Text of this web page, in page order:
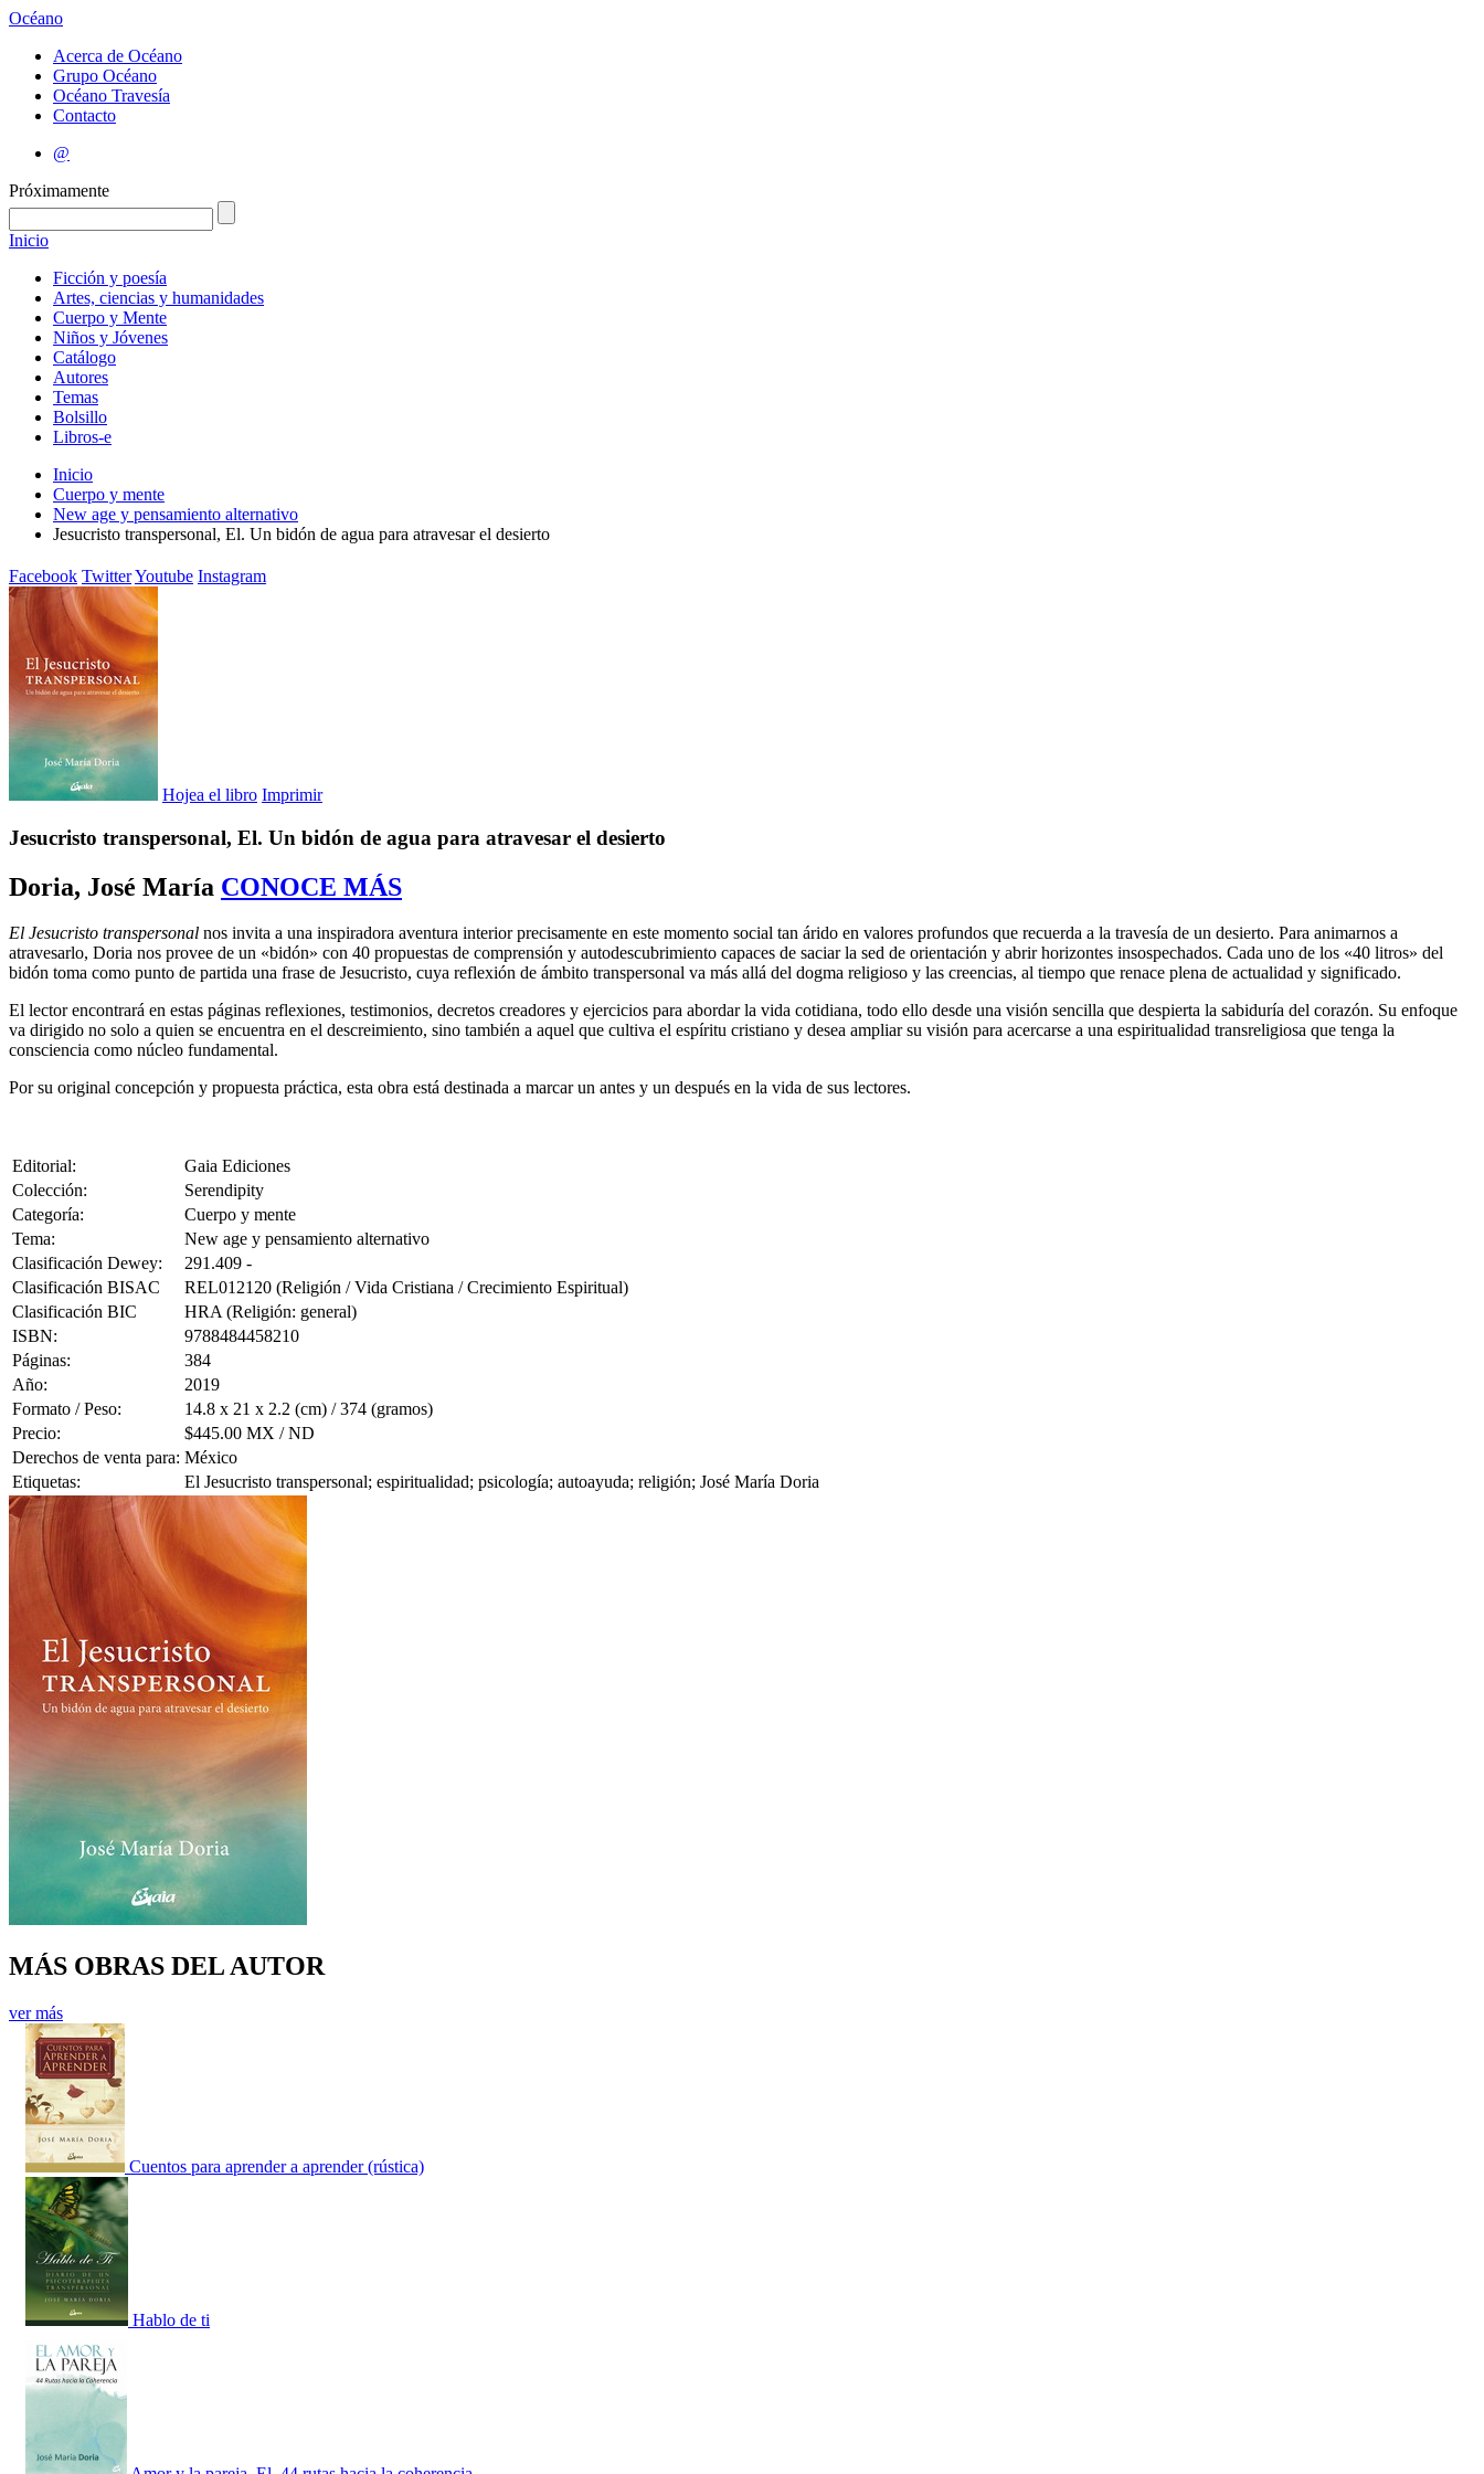
Océano
Acerca de Océano
Grupo Océano
Océano Travesía
Contacto
@
Próximamente
Inicio
Ficción y poesía
Artes, ciencias y humanidades
Cuerpo y Mente
Niños y Jóvenes
Catálogo
Autores
Temas
Bolsillo
Libros-e
Inicio
Cuerpo y mente
New age y pensamiento alternativo
Jesucristo transpersonal, El. Un bidón de agua para atravesar el desierto
Facebook TwitterYoutube Instagram
Hojea el libro Imprimir
Jesucristo transpersonal, El. Un bidón de agua para atravesar el desierto
Doria, José María CONOCE MÁS
El Jesucristo transpersonal nos invita a una inspiradora aventura interior precisamente en este momento social tan árido en valores profundos que recuerda a la travesía de un desierto. Para animarnos a
atravesarlo, Doria nos provee de un «bidón» con 40 propuestas de comprensión y autodescubrimiento capaces de saciar la sed de orientación y abrir horizontes insospechados. Cada uno de los «40 litros» del
bidón toma como punto de partida una frase de Jesucristo, cuya reflexión de ámbito transpersonal va más allá del dogma religioso y las creencias, al tiempo que renace plena de actualidad y significado.
El lector encontrará en estas páginas reflexiones, testimonios, decretos creadores y ejercicios para abordar la vida cotidiana, todo ello desde una visión sencilla que despierta la sabiduría del corazón. Su enfoque
va dirigido no solo a quien se encuentra en el descreimiento, sino también a aquel que cultiva el espíritu cristiano y desea ampliar su visión para acercarse a una espiritualidad transreligiosa que tenga la
consciencia como núcleo fundamental.
Por su original concepción y propuesta práctica, esta obra está destinada a marcar un antes y un después en la vida de sus lectores.
Editorial:
Gaia Ediciones
Colección:
Serendipity
Categoría:
Cuerpo y mente
Tema:
New age y pensamiento alternativo
Clasificación Dewey:
291.409 -
Clasificación BISAC
REL012120 (Religión / Vida Cristiana / Crecimiento Espiritual)
Clasificación BIC
HRA (Religión: general)
ISBN:
9788484458210
Páginas:
384
Año:
2019
Formato / Peso:
14.8 x 21 x 2.2 (cm) / 374 (gramos)
Precio:
$445.00 MX / ND
Derechos de venta para: México
Etiquetas:
El Jesucristo transpersonal; espiritualidad; psicología; autoayuda; religión; José María Doria
MÁS OBRAS DEL AUTOR
ver más
Cuentos para aprender a aprender (rústica)
Hablo de ti